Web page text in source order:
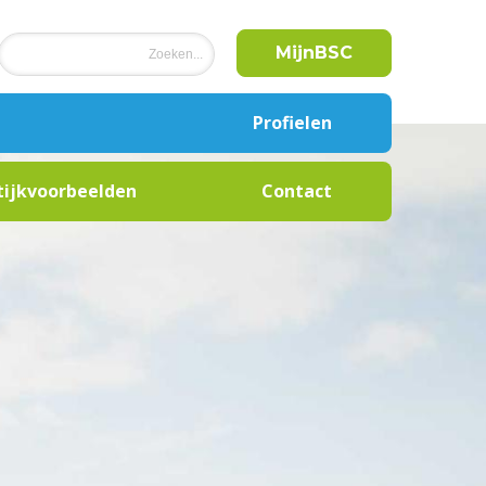
MijnBSC
Profielen
Buurtsportcoach
Contact